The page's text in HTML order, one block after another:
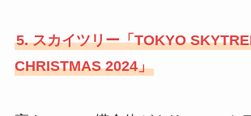
5. スカイツリー「TOKYO
CHRISTMAS 2024」